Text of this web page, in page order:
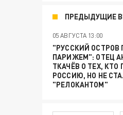
ПРЕДЫДУЩИЕ
05 АВГУСТА 13:00
"РУССКИЙ ОСТРОВ
ПАРИЖЕМ": ОТЕЦ
ТКАЧЁВ О ТЕХ, КТО
РОССИЮ, НО НЕ
"РЕЛОКАНТОМ"